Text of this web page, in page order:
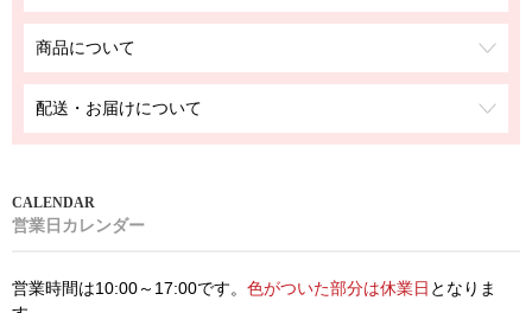
商品について
配送・お届けについて
営業日カレンダー
営業時間は10:00～17:00です。 色がついた部分は休業日 となりま